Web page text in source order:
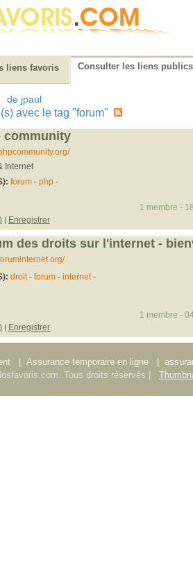
liens favoris Consulter les liens publics
de jpaul
avec le tag "forum"
community
Internet
forum- php -
| Enregistrer
1 membre -
des droits sur l'internet -
droit- forum- internet-
| Enregistrer
1 membre -
Assurance temporaire en ligne
Tous droits réservés |